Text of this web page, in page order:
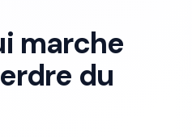
marche
du